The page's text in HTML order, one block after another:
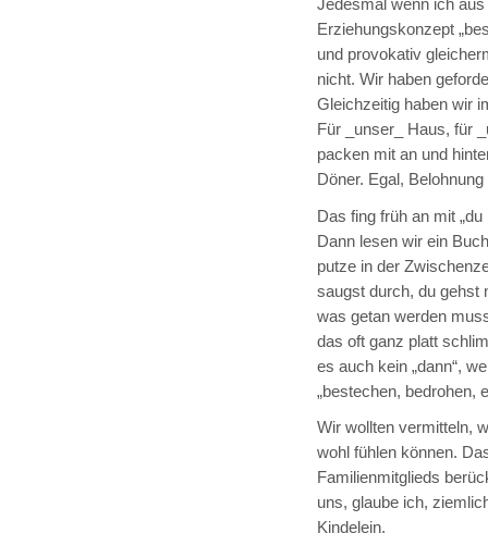
Jedesmal wenn ich
Erziehungskonzept
und provokativ
nicht. Wir haben
Gleichzeitig haben wir
Für _unser_ Haus, für
packen mit an und
Döner. Egal,
Das fing früh an mit
Dann lesen wir ein
putze in der
saugst durch, du gehst
was getan werden
das oft ganz platt
es auch kein „dann“,
„bestechen, bedrohen,
Wir wollten vermitteln,
wohl fühlen können.
Familienmitglieds
uns, glaube ich,
Kindelein.